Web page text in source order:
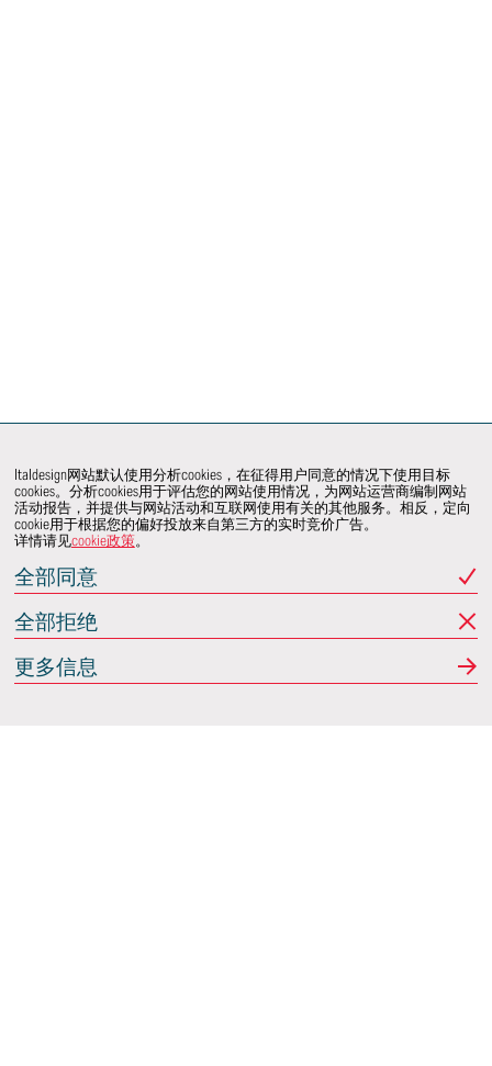
Italdesign网站默认使用分析cookies，在征得用户同意的情况下使用目标
cookies。分析cookies用于评估您的网站使用情况，为网站运营商编制网站
活动报告，并提供与网站活动和互联网使用有关的其他服务。相反，定向
cookie用于根据您的偏好投放来自第三方的实时竞价广告。
详情请见cookie政策。
全部同意
全部拒绝
更多信息